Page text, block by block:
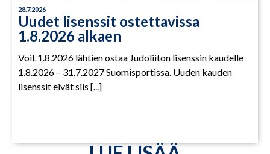
28.7.2026
Uudet lisenssit ostettavissa
1.8.2026 alkaen
Voit 1.8.2026 lähtien ostaa Judoliiton lisenssin kaudelle
1.8.2026 – 31.7.2027 Suomisportissa. Uuden kauden
lisenssit eivät siis [...]